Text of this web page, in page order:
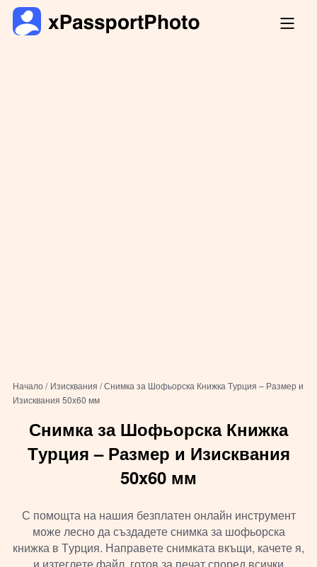
Начало / Изисквания /Снимка за Шофьорска Книжка Турция – Размер и
Изисквания 50x60 мм
Снимка за Шофьорска Книжка
Турция – Размер и Изисквания
50x60 мм
С помощта на нашия безплатен онлайн инструмент
може лесно да създадете снимка за шофьорска
книжка в Турция. Направете снимката вкъщи, качете я,